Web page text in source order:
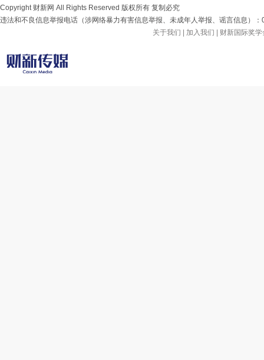
Copyright 财新网 All Rights Reserved 版权所有 复制必究
违法和不良信息举报电话（涉网络暴力有害信息举报、未成年人举报、谣言信息
关于我们
加入我们 财新国际奖学